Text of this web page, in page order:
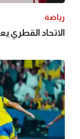
رياضة
الاتحاد القطري